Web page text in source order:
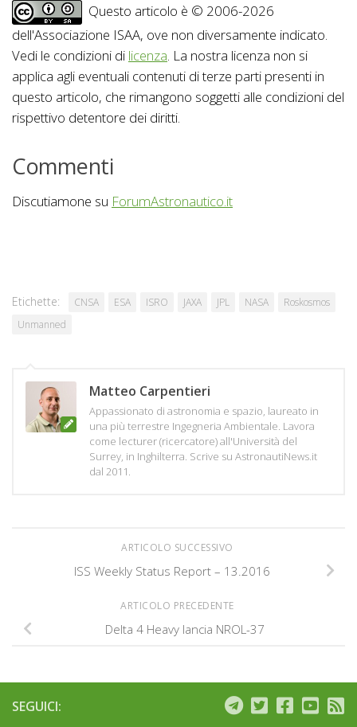
Questo articolo è © 2006-2026
dell'Associazione ISAA, ove non diversamente indicato.
Vedi le condizioni di licenza. La nostra licenza non si
applica agli eventuali contenuti di terze parti presenti in
questo articolo, che rimangono soggetti alle condizioni del
rispettivo detentore dei diritti.
Commenti
Discutiamone su ForumAstronautico.it
Etichette: CNSA ESA ISRO JAXA JPL NASA
Roskosmos
Unmanned
Matteo Carpentieri
Appassionato di astronomia e spazio, laureato in
una più terrestre Ingegneria Ambientale. Lavora
come lecturer (ricercatore) all'Università del
Surrey, in Inghilterra. Scrive su AstronautiNews.it
dal 2011.
ARTICOLO SUCCESSIVO
ISS Weekly Status Report – 13.2016
ARTICOLO PRECEDENTE
Delta 4 Heavy lancia NROL-37
SEGUICI: